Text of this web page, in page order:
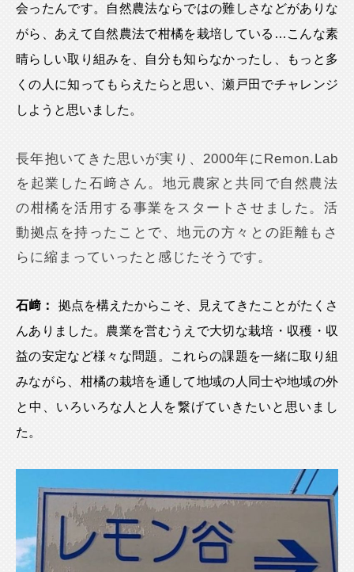
会ったんです。自然農法ならではの難しさなどがありな
がら、あえて自然農法で柑橘を栽培している…こんな素
晴らしい取り組みを、自分も知らなかったし、もっと多
くの人に知ってもらえたらと思い、瀬戸田でチャレンジ
しようと思いました。
長年抱いてきた思いが実り、2000年にRemon.Lab
を起業した石﨑さん。地元農家と共同で自然農法
の柑橘を活用する事業をスタートさせました。活
動拠点を持ったことで、地元の方々との距離もさ
らに縮まっていったと感じたそうです。
石﨑：
拠点を構えたからこそ、見えてきたことがたくさ
んありました。農業を営むうえで大切な栽培・収穫・収
益の安定など様々な問題。これらの課題を一緒に取り組
みながら、柑橘の栽培を通して地域の人同士や地域の外
と中、いろいろな人と人を繋げていきたいと思いまし
た。